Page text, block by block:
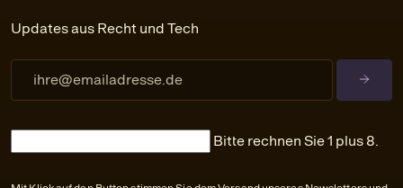
Updates aus Recht und Tech
Bitte rechnen Sie 1 plus 8.